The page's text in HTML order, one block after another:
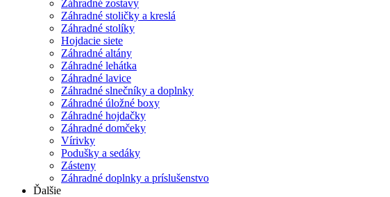
Záhradné zostavy
Záhradné stoličky a kreslá
Záhradné stolíky
Hojdacie siete
Záhradné altány
Záhradné lehátka
Záhradné lavice
Záhradné slnečníky a doplnky
Záhradné úložné boxy
Záhradné hojdačky
Záhradné domčeky
Vírivky
Podušky a sedáky
Zásteny
Záhradné doplnky a príslušenstvo
Ďalšie